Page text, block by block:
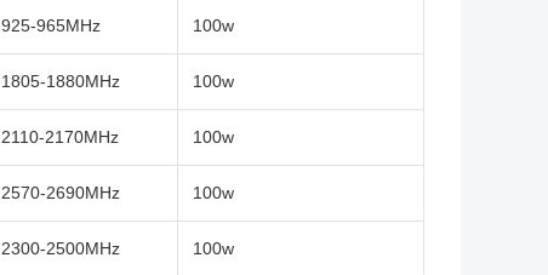
925-965MHz 100w
1805-1880MHz 100w
2110-2170MHz 100w
2570-2690MHz 100w
2300-2500MHz 100w